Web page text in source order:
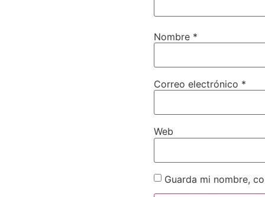
Nombre *
Correo electrónico *
Web
Guarda mi nombre,